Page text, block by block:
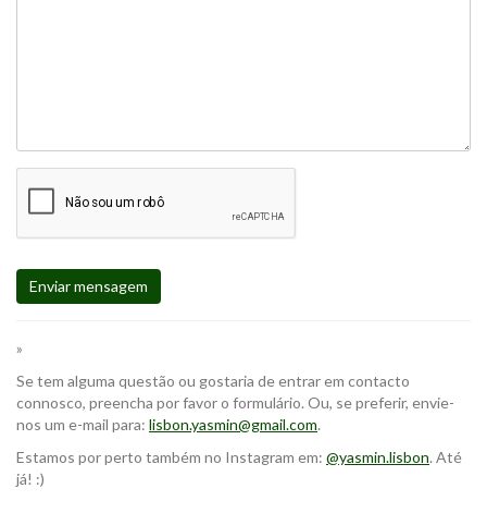
Enviar mensagem
»
Se tem alguma questão ou gostaria de entrar em contacto
connosco, preencha por favor o formulário. Ou, se preferir, envie-
nos um e-mail para: lisbon.yasmin@gmail.com.
Estamos por perto também no Instagram em: @yasmin.lisbon. Até
já! :)